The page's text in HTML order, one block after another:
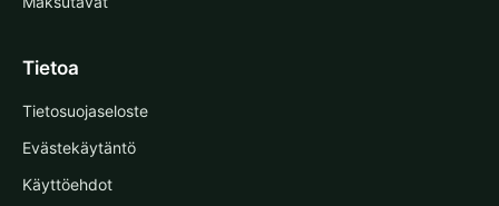
Tietoa
Tietosuojaseloste
Evästekäytäntö
Käyttöehdot